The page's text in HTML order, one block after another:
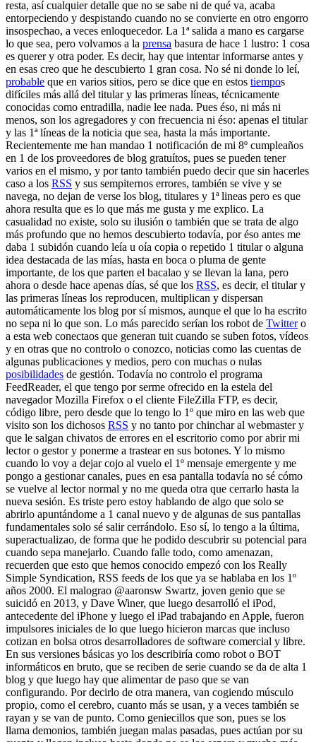
resta, así cualquier detalle que no se sabe ni de qué va, acaba
entorpeciendo y despistando cuando no se convierte en otro engorro
insospechao, a veces enloquecedor. La 1ª salida a mano es cargarse
lo que sea, pero volvamos a la prensa basura de hace 1 lustro: 1 cosa
es querer y otra poder. Es decir, hay que intentar informarse antes y
en esas creo que he descubierto 1 gran cosa. No sé ni donde lo leí,
probable que en varios sitios, pero se dice que en estos tiempos
difíciles más allá del titular y las primeras líneas, técnicamente
conocidas como entradilla, nadie lee nada. Pues éso, ni más ni
menos, son los agregadores y con frecuencia ni éso: apenas el titular
y las 1ª líneas de la noticia que sea, hasta la más importante.
Recientemente me han mandao 1 notificación de mi 8º cumpleaños
en 1 de los proveedores de blog gratuítos, pues se pueden tener
varios en el mismo, y por tanto también puedo decir que sin hacerles
caso a los RSS y sus sempiternos errores, también se vive y se
navega, no dejan de verse los blog, titulares y 1ª lineas pero es que
ahora resulta que es lo que más me gusta y me explico. La
casualidad no existe, solo su ilusión o también que se trata de algo
más profundo que no hemos descubierto todavía, por éso antes me
daba 1 subidón cuando leía u oía copia o repetido 1 titular o alguna
idea destacada de las mías, hasta en boca o pluma de gente
importante, de los que parten el bacalao y se llevan la lana, pero
ahora o desde hace apenas días, sé que los RSS, es decir, el titular y
las primeras líneas los reproducen, multiplican y dispersan
automáticamente los blog por sí mismos, aunque el que lo ha escrito
no sepa ni lo que son. Lo más parecido serían los robot de Twittero
a esta web conectaos que generan tuit cuando se suben fotos, vídeos
y en otras que no controlo o conozco, noticias como las cuentas de
algunas publicaciones y medios, pero con muchas o nulas
posibilidades de gestión. Todavía no controlo el programa
FeedReader, el que tengo por serme ofrecido en la estela del
navegador Mozilla Firefox o el cliente FileZilla FTP, es decir,
código libre, pero desde que lo tengo lo 1º que miro en las web que
visito son los dichosos RSS y no tanto por chinchar al webmaster y
que le salgan chivatos de errores en el escritorio como por abrir mi
lector o gestor y ponerme a trastear en sus botones. Y lo mismo
cuando lo voy a dejar cojo al vuelo el 1º mensaje emergente y me
pongo a gestionar canales, pues en esa pantalla todavía no sé cómo
se vuelve al lector normal y no me queda otra que cerrarlo hasta la
nueva sesión. Es triste pero estoy hablando de algo que solo se
abrirlo apuntándome a 1 canal nuevo y de algunas de sus pantallas
fundamentales solo sé salir cerrándolo. Eso sí, lo tengo a la última,
superactualizao, de forma que he podido descubrir su potencial para
cuando sepa manejarlo. Cuando falle todo, como amenazan,
recuerden que esto que hemos conocido empezó con los Really
Simple Syndication, RSS feeds de los que ya se hablaba en los 1º
años 2000. El malograo @aaronsw Swartz, joven genio que se
suicidó en 2013, y Dave Winer, que luego desarrolló el iPod,
antecedente del iPhone y luego el iPad trabajando en Apple, fueron
impulsores iniciales de lo que luego hicieron marcas que incluso
cotizan en bolsa otros desarrolladores de software comercial y libre.
En sus versiones básicas yo los describiría como robot o BOT
informáticos en bruto, que se reciben de serie cuando se da de alta 1
blog y que luego hay que alimentar de paso que se van
configurando. Por decirlo de otra manera, van cogiendo músculo
propio, como el cerebro, cuanto más se usan, y a veces también se
rayan y se van de punto. Como geniecillos que son, pues se los
llama demonios, también juegan malas pasadas, pues actúan por su